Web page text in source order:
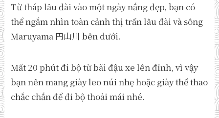
Từ tháp lâu đài vào một ngày nắng đẹp, bạn có
thể ngắm nhìn toàn cảnh thị trấn lâu đài và sông
Maruyama 円山川 bên dưới.
Mất 20 phút đi bộ từ bãi đậu xe lên đỉnh, vì vậy
bạn nên mang giày leo núi nhẹ hoặc giày thể thao
chắc chắn để đi bộ thoải mái nhé.